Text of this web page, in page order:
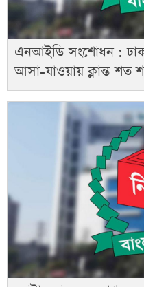
এনআইডি সংশোধন :
আসা-যাওয়ায় ক্লান্ত শত